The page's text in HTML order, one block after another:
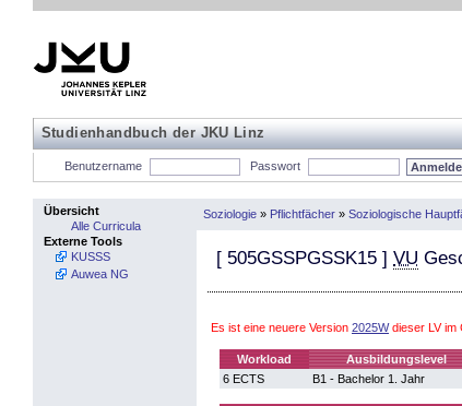
Studienhandbuch der JKU Linz
Benutzername Passwort
Übersicht
Alle Curricula
Externe Tools
KUSSS
Auwea NG
Soziologie » Pflichtfächer » Soziologische
[ 505GSSPGSSK15 ] VU
Es ist eine neuere Version 2025Wdieser LV im
Workload Ausbildungslevel
6 ECTS
B1 - Bachelor 1. Jahr